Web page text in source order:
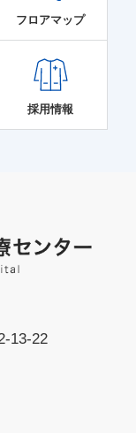
フロアマップ
採用情報
13-22